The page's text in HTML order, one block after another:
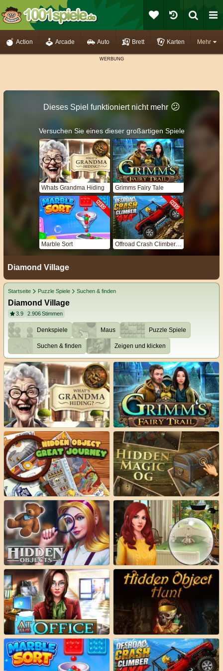
Mehr
Action Arcade Auto Brett Karten
Dieses Spiel funktioniert nicht mehr 😕
Versuchen Sie eines dieser großartigen Spiele
Whats Grandma Hiding Grimms Fairy Tale
Marble Sort Offroad Crash Climber 4X4
Diamond Village
Startseite Puzzle Spiele Suchen & finden
Diamond Village
3.9 2.906Stimmen
Denkspiele Maus Puzzle Spiele
Suchen & finden Zeigen und klicken